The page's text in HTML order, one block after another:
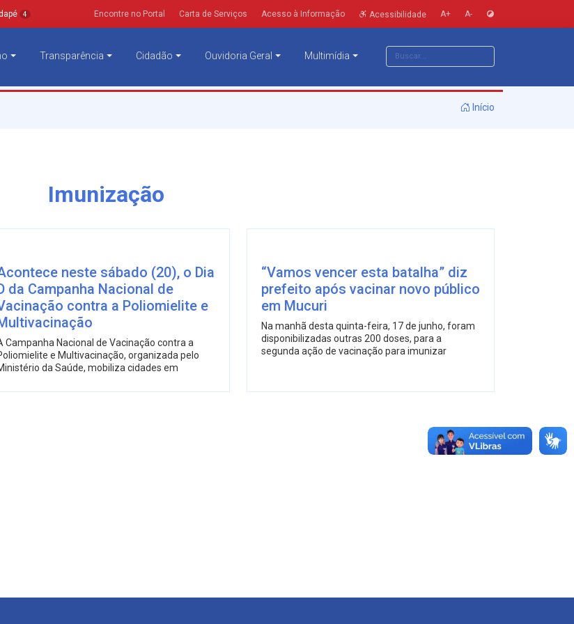
4 Encontre no Portal Carta de Serviços Acesso à Informação Acessibilidade A+ A-
Transparência Cidadão Ouvidoria Geral Multimídia
Início
Imunização
neste sábado (20), o Dia
da Campanha Nacional de
contra a Poliomielite e
Campanha Nacional de Vacinação contra a
e Multivacinação, organizada pelo
da Saúde, mobiliza cidades em
“Vamos vencer esta batalha” diz
prefeito após vacinar novo público
em Mucuri
Na manhã desta quinta-feira, 17 de junho, foram
disponibilizadas outras 200 doses, para a
segunda ação de vacinação para imunizar